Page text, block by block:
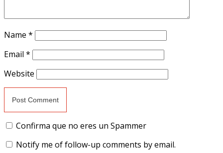
Name *
Email *
Website
Confirma que no eres un Spammer
Notify me of follow-up comments by email.